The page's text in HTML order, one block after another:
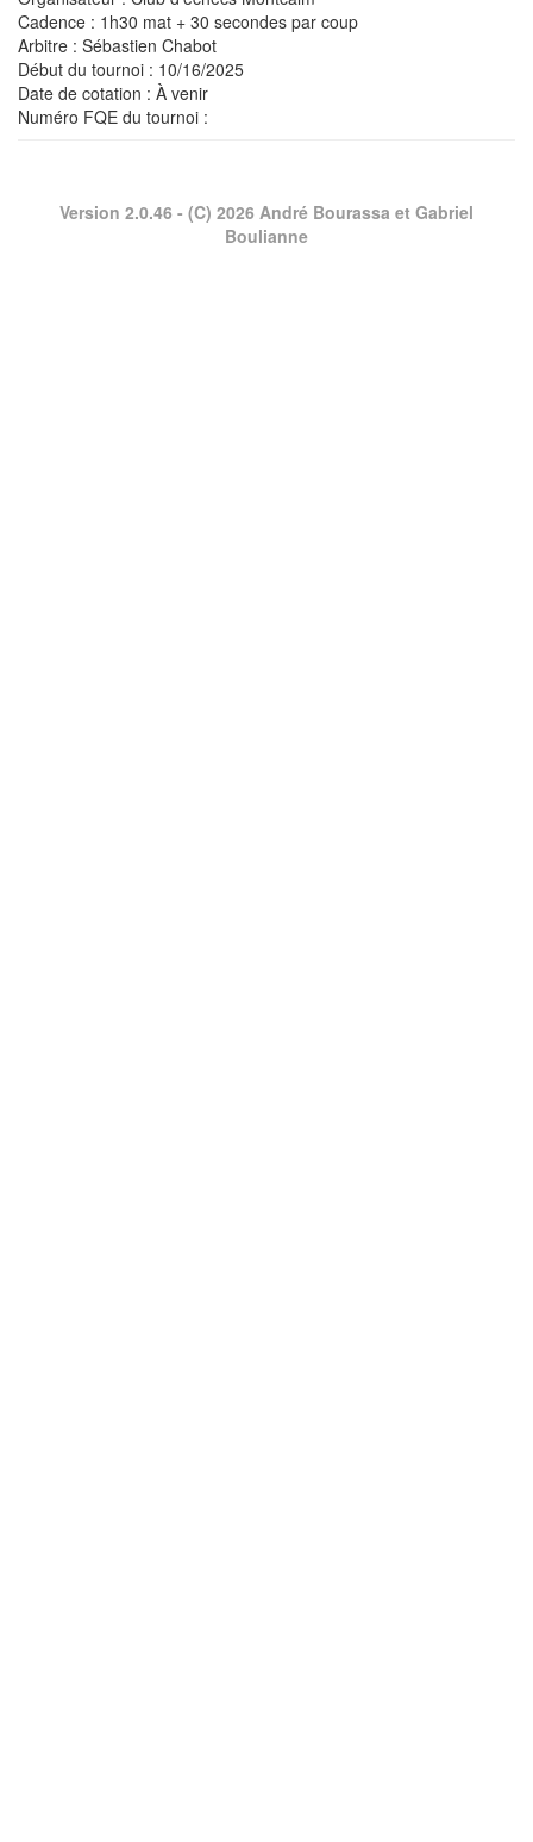
Cadence : 1h30 mat + 30 secondes par coup
Arbitre : Sébastien Chabot
Début du tournoi : 10/16/2025
Date de cotation : À venir
Numéro FQE du tournoi :
Version 2.0.46 - (C) 2026 André Bourassa et Gabriel
Boulianne